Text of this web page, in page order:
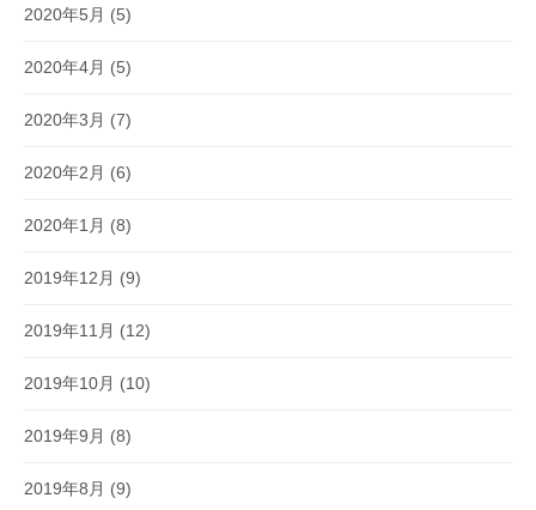
2020年5月 (5)
2020年4月 (5)
2020年3月 (7)
2020年2月 (6)
2020年1月 (8)
2019年12月 (9)
2019年11月 (12)
2019年10月 (10)
2019年9月 (8)
2019年8月 (9)